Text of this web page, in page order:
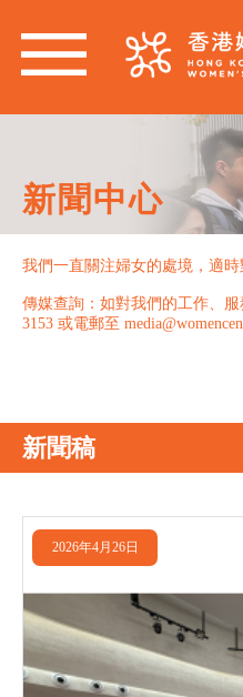
新聞中心
我們一直關注婦女的處境，適
傳媒查詢：如對我們的工作、
3153 或電郵至
新聞稿
2026年4月26日